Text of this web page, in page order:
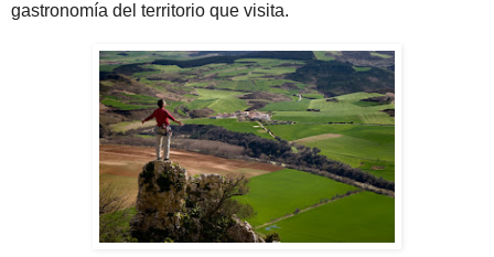
gastronomía del territorio que visita.